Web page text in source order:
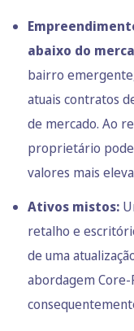
abaixo do
bairro
atuais contratos
de mercado. Ao
proprietário
valores mais
Ativos mistos:
retalho e
de uma
abordagem Core-